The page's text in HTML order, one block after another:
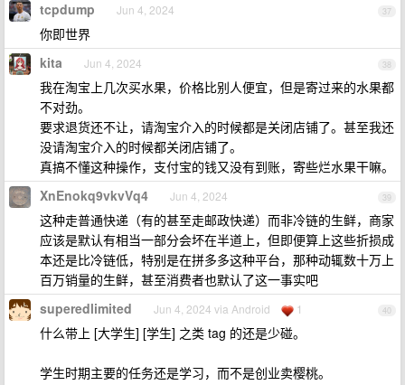
37
tcpdump Jun 4, 2024
你即世界
38
kita Jun 4, 2024
我在淘宝上几次买水果，价格比别人便宜，但是寄过来的水果都
不对劲。
要求退货还不让，请淘宝介入的时候都是关闭店铺了。甚至我还
没请淘宝介入的时候都关闭店铺了。
真搞不懂这种操作，支付宝的钱又没有到账，寄些烂水果干嘛。
39
XnEnokq9vkvVq4 Jun 4, 2024
这种走普通快递（有的甚至走邮政快递）而非冷链的生鲜，商家
应该是默认有相当一部分会坏在半道上，但即便算上这些折损成
本还是比冷链低，特别是在拼多多这种平台，那种动辄数十万上
百万销量的生鲜，甚至消费者也默认了这一事实吧
40
superedlimited Jun 4, 2024 via Android 1
什么带上 [大学生] [学生] 之类 tag 的还是少碰。
学生时期主要的任务还是学习，而不是创业卖樱桃。